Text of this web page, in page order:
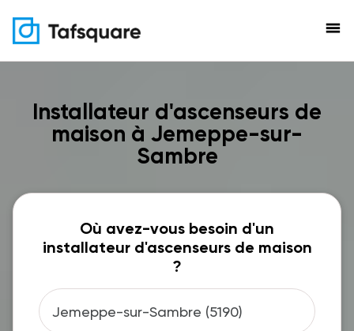
menu
Installateur d'ascenseurs de
maison à Jemeppe-sur-
Sambre
Où avez-vous besoin d'un
installateur d'ascenseurs de maison
?